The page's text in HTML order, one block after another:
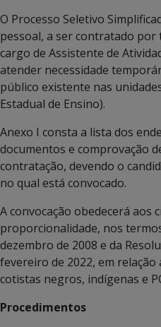
O Processo Seletivo
pessoal, a ser contratado
cargo de Assistente de
atender necessidade
público existente nas
Estadual de Ensino).
Anexo I consta a lista dos
documentos e comprovação
contratação, devendo o
no qual está convocado.
A convocação obedecerá aos
proporcionalidade, nos
dezembro de 2008 e da
fevereiro de 2022, em relação
cotistas negros, indígenas e
Procedimentos